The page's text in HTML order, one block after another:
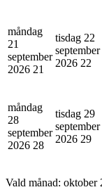
måndag
21
september
2026 21
tisdag 22
september
2026 22
måndag
28
september
2026 28
tisdag 29
september
2026 29
Vald månad: oktober